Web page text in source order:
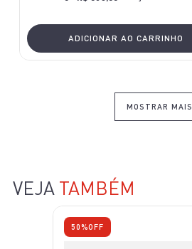
ADICIONAR AO CARRINHO
MOSTRAR MAIS
VEJA TAMBÉM
50%OFF